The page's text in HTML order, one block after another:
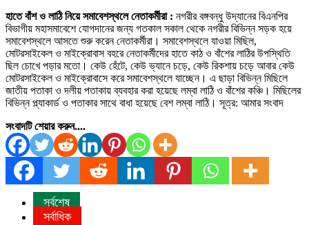
হাতে বাঁশ ও লাঠি নিয়ে সমাবেশস্থলে নেতাকর্মীরা : নগরীর বঙ্গবন্ধু উদ্যানের বিএনপির
বিভাগীয় মহাসমাবেশে যোগদানের জন্য গতকাল সকাল থেকে নগরীর বিভিন্ন সড়ক হয়ে
সমাবেশস্থলে আসতে শুরু করেন নেতাকর্মীরা। সমাবেশস্থলে যাওয়া মিছিল,
মোটরসাইকেল ও মাইক্রোবাস বহরে নেতাকর্মীদের হাতে কাঠ ও বাঁশের লাঠির উপস্থিতি
ছিল চোখে পড়ার মতো। কেউ হেঁটে, কেউ ভ্যানে চড়ে, কেউ রিকশায় চড়ে আবার কেউ
মোটরসাইকেল ও মাইক্রোবাসে করে সমাবেশস্থলে যাচ্ছেন। এ ছাড়া বিভিন্ন মিছিলে
জাতীয় পতাকা ও দলীয় পতাকায় ব্যবহার করা হয়েছে লম্বা লাঠি ও বাঁশের কঞ্চি। মিছিলের
বিভিন্ন প্ল্যাকার্ড ও পতাকার সাথে বাধা হয়েছে বেশ লম্বা লাঠি। সূত্র: আমার সংবাদ
সংবাদটি শেয়ার করুন....
সর্বশেষ
সর্বাধিক